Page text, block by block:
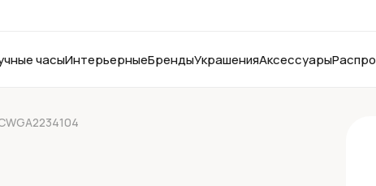
часыИнтерьерныеБрендыУкрашенияАксессуары